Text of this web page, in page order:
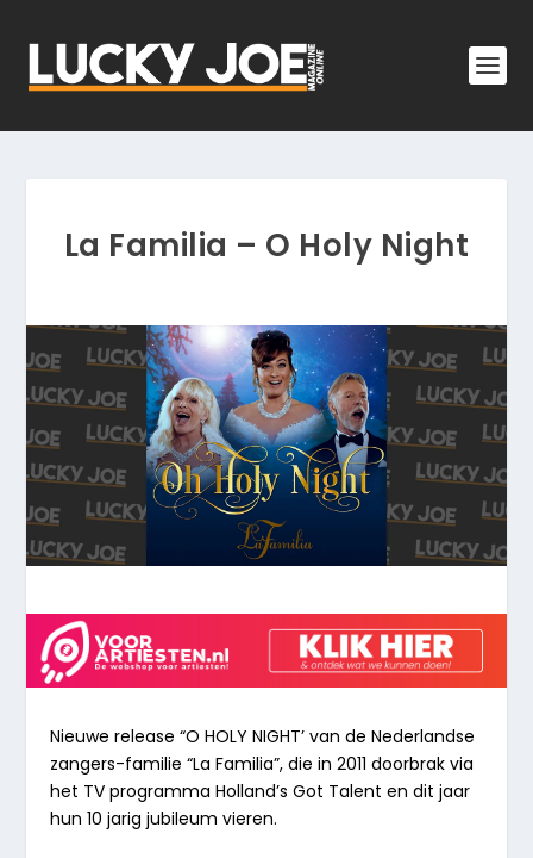
La Familia – O Holy Night
Nieuwe release “O HOLY NIGHT’ van de Nederlandse
zangers-familie “La Familia”, die in 2011 doorbrak via
het TV programma Holland’s Got Talent en dit jaar
hun 10 jarig jubileum vieren.